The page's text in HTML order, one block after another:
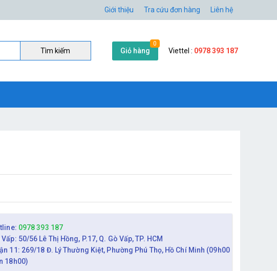
Giới thiệu Tra cứu đơn hàng Liên hệ
Tìm kiếm Giỏ hàng
0
Viettel : 0978 393 187
0978 393 187
Vấp: 50/56 Lê Thị Hồng, P.17, Q. Gò Vấp, TP. HCM
11: 269/18 Đ. Lý Thường Kiệt, Phường Phú Thọ, Hồ Chí Minh (09h00
18h00)